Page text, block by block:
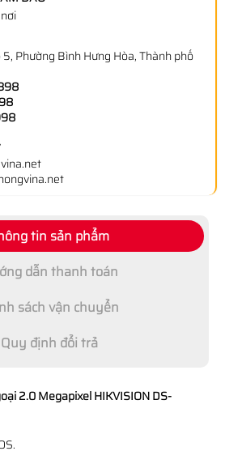
Phường Bình Hưng Hòa, Thành phố
tin sản phẩm
dẫn thanh toán
sách vận chuyển
Quy định đổi trả
2.0 Megapixel HIKVISION DS-